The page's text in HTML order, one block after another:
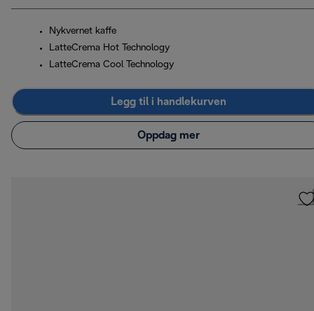
Nykvernet kaffe
LatteCrema Hot Technology
LatteCrema Cool Technology
Legg til i handlekurven
Oppdag mer